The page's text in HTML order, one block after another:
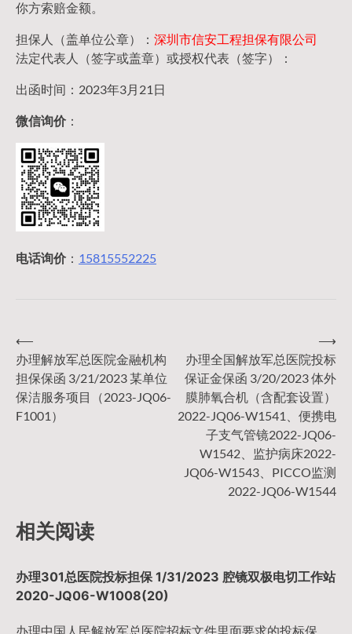
你方索赔金额。
担保人（盖单位公章）： 深圳市信安工程担保有限公司
法定代表人（签字或盖章）或授权代表（签字）：
出函时间：2023年3月21日
微信询价：
电话询价： 15815552225
文
章
⟵
办理解放军总医院金融机构
担保保函 3/21/2023 某单位
保洁服务项目（2023-JQ06-
F1001）
办理全国解放军总医院投标
保证金保函 3/20/2023 体外
膜肺氧合机（含配套设置）
2022-JQ06-W1541、便携电
子支气管镜2022-JQ06-
W1542、监护病床2022-
JQ06-W1543、PICCO监测
2022-JQ06-W1544
⟶
相关阅读
办理301总医院投标担保 1/31/2023 腔镜双极电切工作站
2020-JQ06-W1008(20)
办理中国人民解放军总医院招标文件里面要求的投标保